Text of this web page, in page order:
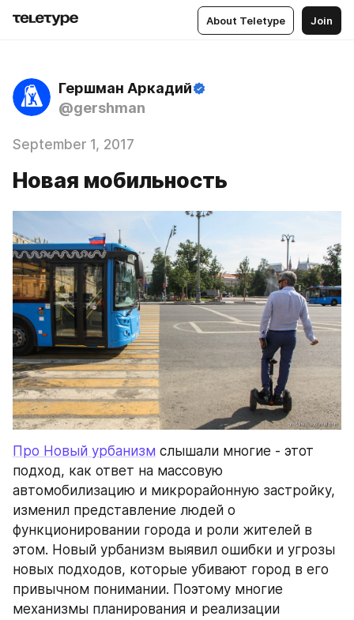
About Teletype Join
Гершман Аркадий
@gershman
September 1, 2017
Новая мобильность
Про Новый урбанизм слышали многие - этот
подход, как ответ на массовую
автомобилизацию и микрорайонную застройку,
изменил представление людей о
функционировании города и роли жителей в
этом. Новый урбанизм выявил ошибки и угрозы
новых подходов, которые убивают город в его
привычном понимании. Поэтому многие
механизмы планирования и реализации